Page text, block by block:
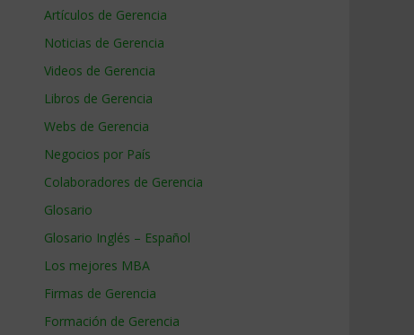
Artículos de Gerencia
Noticias de Gerencia
Videos de Gerencia
Libros de Gerencia
Webs de Gerencia
Negocios por País
Colaboradores de Gerencia
Glosario
Glosario Inglés – Español
Los mejores MBA
Firmas de Gerencia
Formación de Gerencia